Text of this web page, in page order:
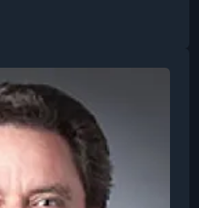
математике в
в Мадисоне. Его
у одного из
и посещал
лагерь Интерлочен.
с Мэдисонским
Его работа